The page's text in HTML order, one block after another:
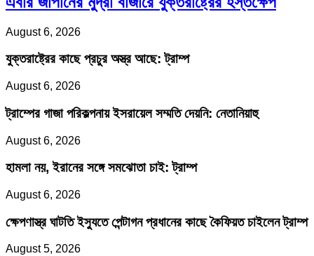
August 6, 2026
যুক্তরাষ্ট্রের কাছে প্রচুর অস্ত্র আছে: ট্রাম্প
August 6, 2026
ট্রাম্পের গাজা পরিকল্পনায় ইসরায়েল সম্মতি দেয়নি: নেতানিয়াহু
August 6, 2026
হামলা নয়, ইরানের সঙ্গে সমঝোতা চাই: ট্রাম্প
August 6, 2026
ক্ষেপণাস্ত্র ঘাটতি ইস্যুতে পেন্টাগন প্রধানের কাছে কৈফিয়ত চাইলেন ট্রাম্প
August 5, 2026